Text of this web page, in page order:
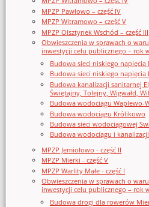
MPZP Pawłowo – część IV
MPZP Witramowo – część V
MPZP Olsztynek Wschód – część III
Obwieszczenia w sprawach o
inwestycji celu publicznego – rok
Budowa sieci niskiego napięcia
Budowa sieci niskiego napięcia
Budowa kanalizacji sanitarnej
Świętajny, Tolejny, Wigwałd,
Budowa wodociągu Waplewo-
Budowa wodociągu Królikowo
Budowa sieci wodociągowej
Budowa wodociągu i
MPZP Jemiołowo - część II
MPZP Mierki - część V
MPZP Warlity Małe - część I
Obwieszczenia w sprawach o
inwestycji celu publicznego – rok
Budowa drogi dla rowerów